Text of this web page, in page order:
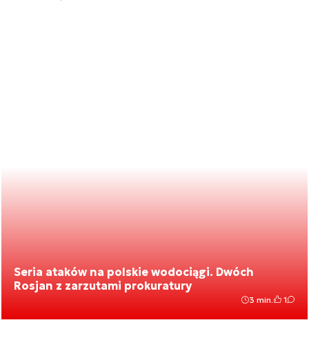
Seria ataków na polskie wodociągi. Dwóch
Rosjan z zarzutami prokuratury
3 min. 1